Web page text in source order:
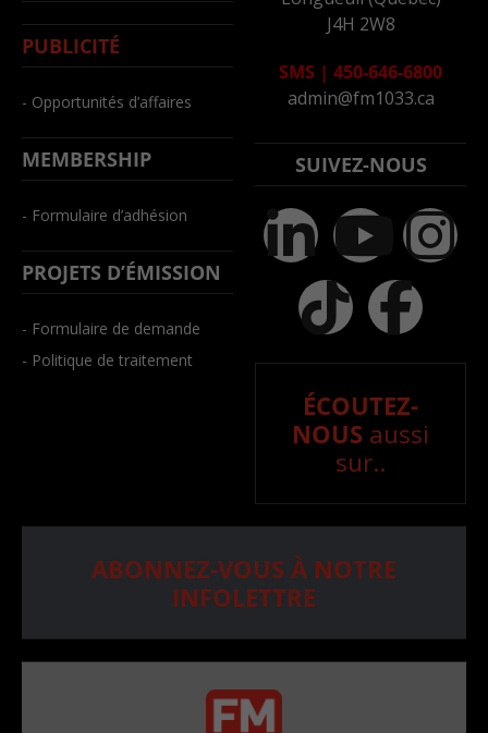
PUBLICITÉ
- Opportunités d’affaires
MEMBERSHIP
- Formulaire d’adhésion
PROJETS D’ÉMISSION
- Formulaire de demande
- Politique de traitement
J4H 2W8
SMS | 450-646-6800
admin@fm1033.ca
SUIVEZ-NOUS
ÉCOUTEZ-
NOUS aussi
sur..
ABONNEZ-VOUS À NOTRE
INFOLETTRE